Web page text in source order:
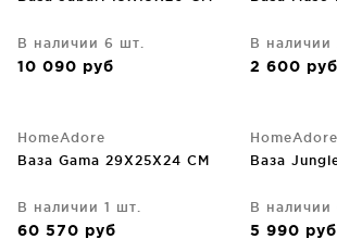
В наличии 6 шт.
10 090 руб
В наличии
2 600 руб
HomeAdore
Ваза Gama 29X25X24 CM
В наличии 1 шт.
60 570 руб
HomeAdore
Ваза
В наличии
5 990 руб